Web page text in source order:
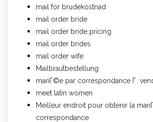
mail for brudekostnad
mail order bride
mail order bride pricing
mail order brides
mail order wife
Mailbrautbestellung
mariГ©e par correspondance Г
meet latin women
Meilleur endroit pour obtenir la
correspondance